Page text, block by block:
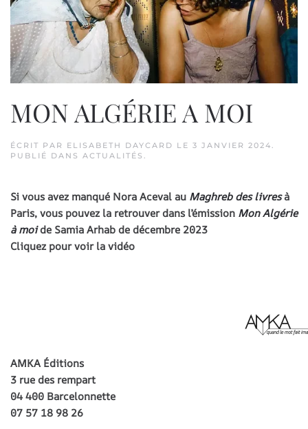
MON ALGÉRIE A MOI
ÉCRIT PAR ELISABETH DAYCARD LE 3 JANVIER 2024
PUBLIÉ DANS ACTUALITÉS
Si vous avez manqué Nora Acevalau Maghreb des livresà
Paris, vous pouvez la retrouver dans l’émission Mon Algérie
à moide Samia Arhabde décembre 2023
Cliquez pour voir la vidéo
AMKA Éditions
3 rue des rempart
04 400 Barcelonnette
07 57 18 98 26